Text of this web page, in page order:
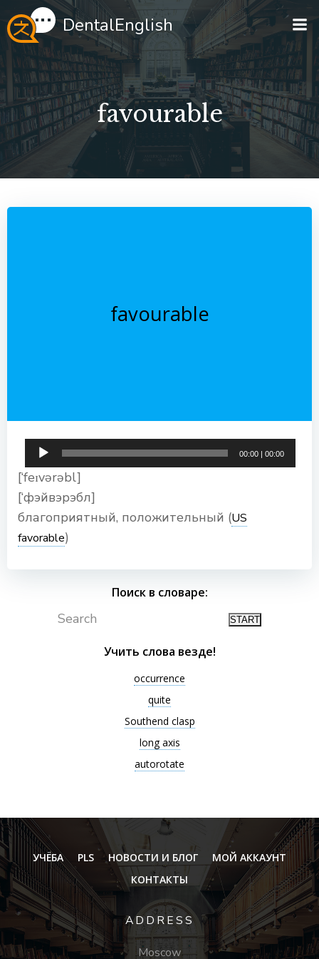
Перейти
к
содержимому
DentalEnglish
favourable
favourable
Аудиоплеер
00:00 |00:00
[‘feɪvərəbl]
[‘фэйвэрэбл]
благоприятный, положительный (US
favorable)
Поиск в словаре:
Search
Учить слова везде!
occurrence
quite
Southend clasp
long axis
autorotate
УЧЁБА PLS НОВОСТИ И БЛОГ
МОЙ АККАУНТ
КОНТАКТЫ
ADDRESS
Moscow